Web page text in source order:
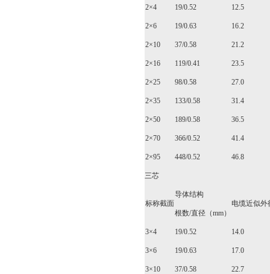
2×4 19/0.52 12.5
2×6 19/0.63 16.2
2×10 37/0.58 21.2
2×16 119/0.41 23.5
2×25 98/0.58 27.0
2×35 133/0.58 31.4
2×50 189/0.58 36.5
2×70 366/0.52 41.4
2×95 448/0.52 46.8
三芯
标称截面
导体结构
电缆近似外
根数/直径（mm）
3×4 19/0.52 14.0
3×6 19/0.63 17.0
3×10 37/0.58 22.7